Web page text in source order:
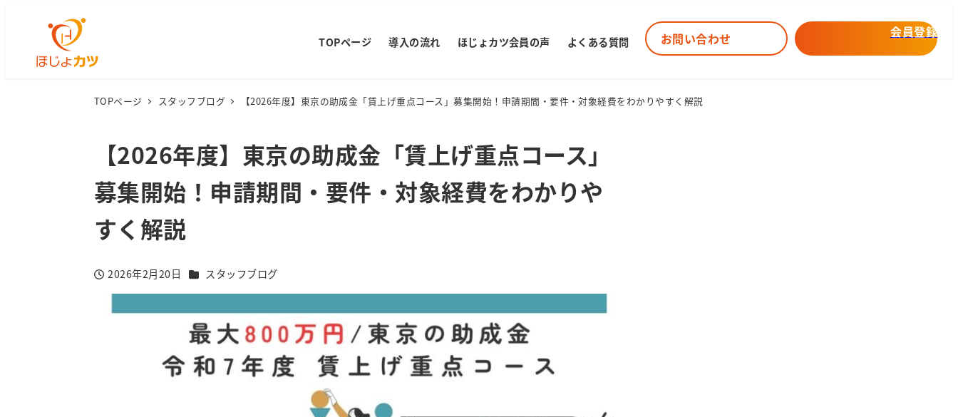
TOPページ 導入の流れ ほじょカツ会員の声 よくある質問 お問い合わせ 会員登録
TOPページ スタッフブログ 【2026年度】東京の助成金「賃上げ重点コース」募集開始！申請期間・要件・対象経費をわかりやすく解説
【2026年度】東京の助成金「賃上げ重点コース」
募集開始！申請期間・要件・対象経費をわかりや
すく解説
投稿日
2026年2月20日 カテゴリー
スタッフブログ